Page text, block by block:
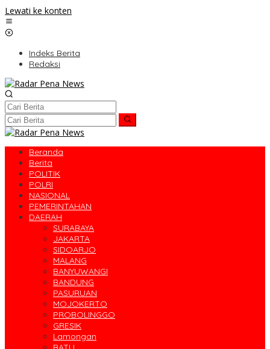
Lewati ke konten
Indeks Berita
Redaksi
Beranda
Berita
POLITIK
POLRI
NASIONAL
PEMERINTAHAN
DAERAH
SURABAYA
JAKARTA
SIDOARJO
MALANG
BANYUWANGI
BANDUNG
PASURUAN
MOJOKERTO
PROBOLINGGO
GRESIK
Lamongan